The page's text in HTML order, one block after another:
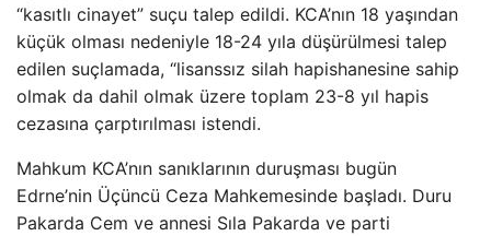
“kasıtlı cinayet” suçu talep edildi. KCA’nın 18 yaşından
küçük olması nedeniyle 18-24 yıla düşürülmesi talep
edilen suçlamada, “lisanssız silah hapishanesine sahip
olmak da dahil olmak üzere toplam 23-8 yıl hapis
cezasına çarptırılması istendi.
Mahkum KCA’nın sanıklarının duruşması bugün
Edrne’nin Üçüncü Ceza Mahkemesinde başladı. Duru
Pakarda Cem ve annesi Sıla Pakarda ve parti